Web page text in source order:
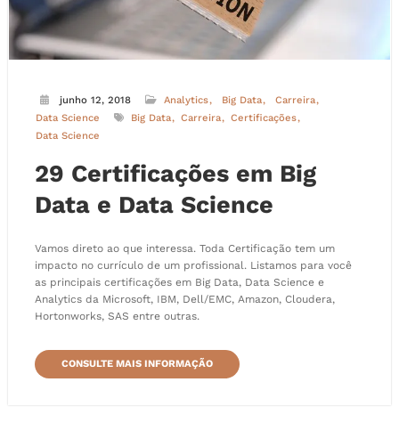
junho 12, 2018 Analytics Big Data
Carreira
Data Science
Big Data Carreira
Certificações
Data Science
29 Certificações em Big
Data e Data Science
Vamos direto ao que interessa. Toda Certificação tem um
impacto no currículo de um profissional. Listamos para você
as principais certificações em Big Data, Data Science e
Analytics da Microsoft, IBM, Dell/EMC, Amazon, Cloudera,
Hortonworks, SAS entre outras.
CONSULTE MAIS INFORMAÇÃO